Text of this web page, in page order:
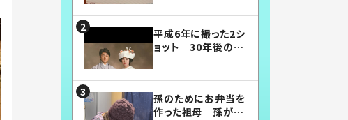
平成6年に撮った2シ
ョット 30年後の姿
孫のためにお弁当を
作った祖母 孫が絶